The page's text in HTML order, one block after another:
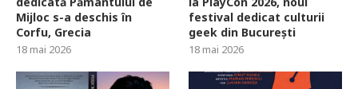
Mijloc s-a deschis în
Corfu, Grecia
18 mai 2026
festival dedicat culturii
geek din București
18 mai 2026